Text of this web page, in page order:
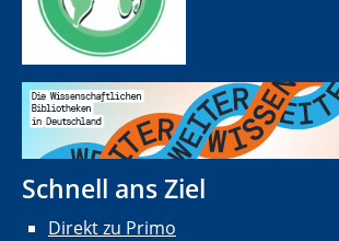
Schnell ans Ziel
Direkt zu Primo